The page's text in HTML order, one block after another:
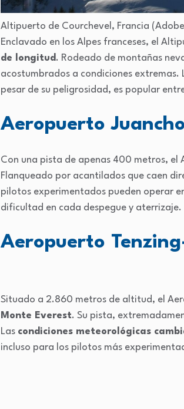
Altipuerto de Courchevel, Francia
Enclavado en los Alpes franceses, el
de longitud . Rodeado de montañas
acostumbrados a condiciones extremas.
pesar de su peligrosidad, es popular
Aeropuerto
Con una pista de apenas 400 metros, el
Flanqueado por acantilados que caen
pilotos experimentados pueden operar
dificultad en cada despegue y aterrizaje.
Aeropuerto
Situado a 2.860 metros de altitud, el
Monte Everest. Su pista,
Las condiciones meteorológicas
incluso para los pilotos más